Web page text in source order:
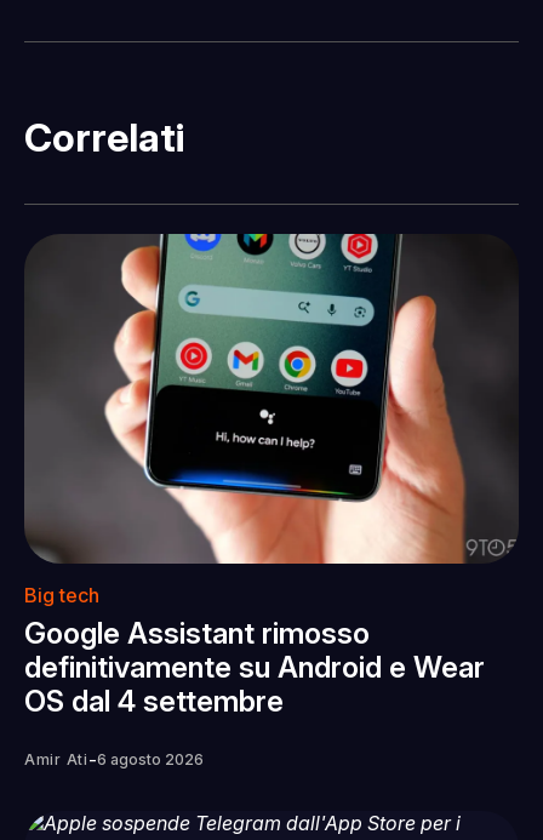
Correlati
Big tech
Google Assistant rimosso
definitivamente su Android e Wear
OS dal 4 settembre
Amir Ati -6 agosto 2026